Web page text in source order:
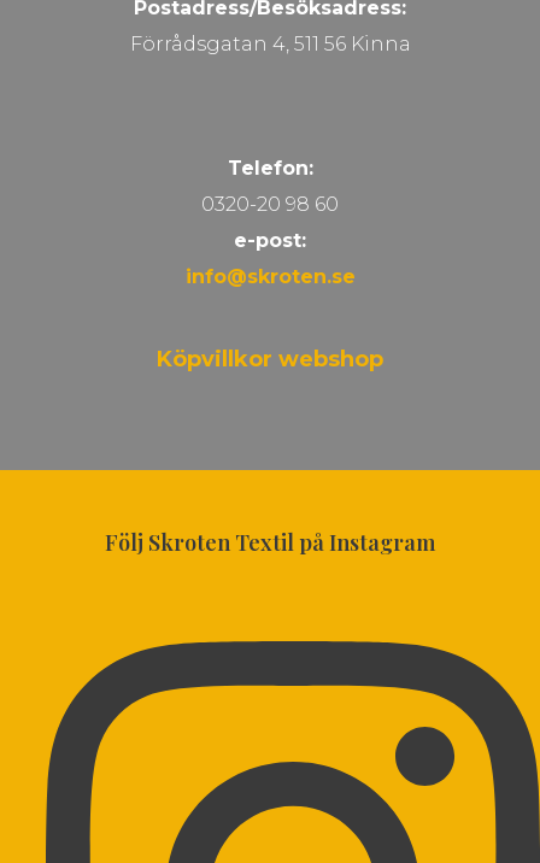
Postadress/Besöksadress:
Förrådsgatan 4, 511 56 Kinna
Telefon:
0320-20 98 60
e-post:
info@skroten.se
Köpvillkor webshop
Följ Skroten Textil på Instagram